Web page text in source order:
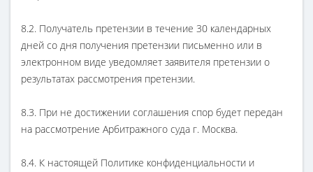
8.2. Получатель претензии в течение 30 календарных
дней со дня получения претензии письменно или в
электронном виде уведомляет заявителя претензии о
результатах рассмотрения претензии.
8.3. При не достижении соглашения спор будет передан
на рассмотрение Арбитражного суда г. Москва.
8.4. К настоящей Политике конфиденциальности и